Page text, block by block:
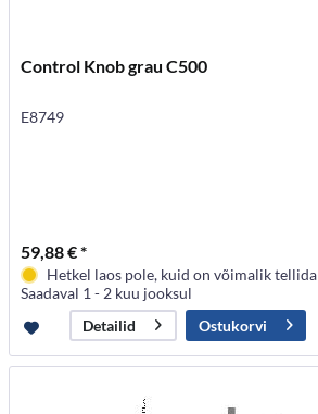
Control Knob grau C500
E8749
59,88 € *
Hetkel laos pole, kuid on võimalik tellida
Saadaval 1 - 2 kuu jooksul
Detailid
Ostukorvi